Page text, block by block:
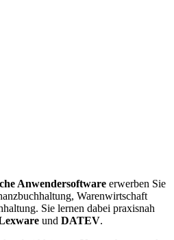
Anwendersoftware erwerben Sie
Warenwirtschaft
Sie lernen dabei praxisnah
und DATEV.